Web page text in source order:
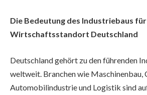
Die Bedeutung des Industriebaus
Wirtschaftsstandort Deutschland
Deutschland gehört zu den führenden
weltweit. Branchen wie Maschinenbau,
Automobilindustrie und Logistik sind